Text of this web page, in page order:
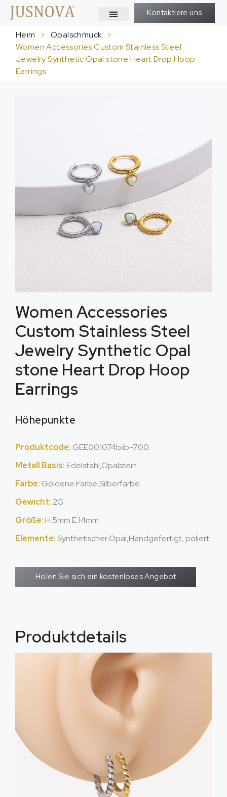
Kontaktiere uns
Heim > Opalschmuck >
Women Accessories Custom Stainless Steel
Jewelry Synthetic Opal stone Heart Drop Hoop
Earrings
Women Accessories
Custom Stainless Steel
Jewelry Synthetic Opal
stone Heart Drop Hoop
Earrings
Höhepunkte
Produktcode: GEE001074biib-700
Metall Basis: Edelstahl,Opalstein
Farbe: Goldene Farbe,Silberfarbe
Gewicht: 2G
Größe: H:5mm E:14mm
Elemente: Synthetischer Opal,Handgefertigt, poliert
Holen Sie sich ein kostenloses Angebot
Produktdetails